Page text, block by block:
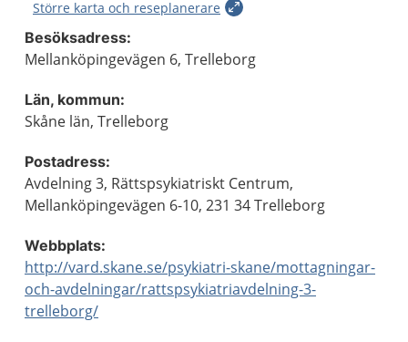
Större karta och reseplanerare
Besöksadress:
Mellanköpingevägen 6, Trelleborg
Län, kommun:
Skåne län, Trelleborg
Postadress:
Avdelning 3, Rättspsykiatriskt Centrum,
Mellanköpingevägen 6-10, 231 34 Trelleborg
Webbplats:
http://vard.skane.se/psykiatri-skane/mottagningar-
och-avdelningar/rattspsykiatriavdelning-3-
trelleborg/